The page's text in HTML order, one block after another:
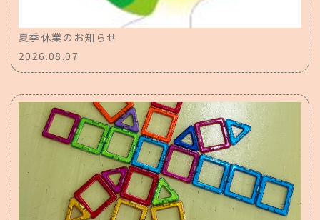
夏季休業のお知らせ
2026.08.07